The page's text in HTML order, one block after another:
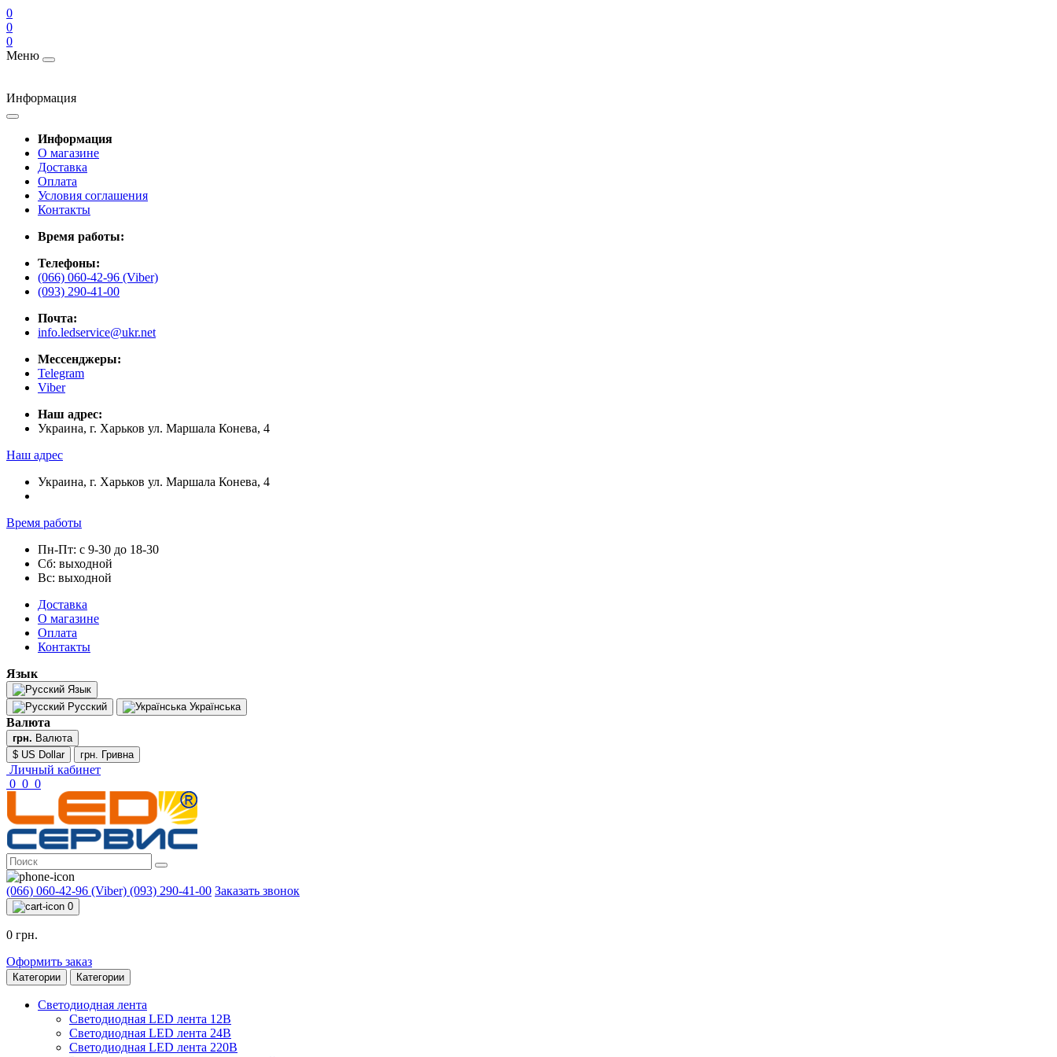
0
0
0
Меню
Информация
Информация
О магазине
Доставка
Оплата
Условия соглашения
Контакты
Время работы:
Телефоны:
(066) 060-42-96 (Viber)
(093) 290-41-00
Почта:
info.ledservice@ukr.net
Мессенджеры:
Telegram
Viber
Наш адрес:
Украина, г. Харьков ул. Маршала Конева, 4
Наш адрес
Украина, г. Харьков ул. Маршала Конева, 4
Время работы
Пн-Пт: с 9-30 до 18-30
Сб: выходной
Вс: выходной
Доставка
О магазине
Оплата
Контакты
Язык
Язык
Русский
Українська
Валюта
грн. Валюта
$ US Dollar
грн. Гривна
Личный кабинет
0 0 0
(066) 060-42-96 (Viber) (093) 290-41-00 Заказать звонок
0
0 грн.
Оформить заказ
Категории Категории
Светодиодная лента
Светодиодная LED лента 12В
Светодиодная LED лента 24В
Светодиодная LED лента 220В